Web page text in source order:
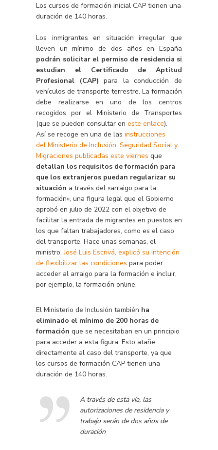
Los cursos de formación inicial CAP tienen una
duración de 140 horas.
Los inmigrantes en situación irregular que
lleven un mínimo de dos años en España
podrán solicitar el permiso de residencia si
estudian el Certificado de Aptitud
Profesional (CAP) para la conducción de
vehículos de transporte terrestre. La formación
debe realizarse en uno de los centros
recogidos por el Ministerio de Transportes
(que se pueden consultar en este enlace).
Así se recoge en una de las instrucciones
del Ministerio de Inclusión, Seguridad Social y
Migraciones publicadas este viernes que
detallan los requisitos de formación para
que los extranjeros puedan regularizar su
situación a través del «arraigo para la
formación», una figura legal que el Gobierno
aprobó en julio de 2022 con el objetivo de
facilitar la entrada de migrantes en puestos en
los que faltan trabajadores, como es el caso
del transporte. Hace unas semanas, el
ministro,José Luis Escrivá, explicó su intención
de flexibilizar las condiciones para poder
acceder al arraigo para la formación e incluir,
por ejemplo, la formación online.
El Ministerio de Inclusión también ha
eliminado el mínimo de 200 horas de
formación que se necesitaban en un principio
para acceder a esta figura. Esto atañe
directamente al caso del transporte, ya que
los cursos de formación CAP tienen una
duración de 140 horas.
A través de esta vía, las
autorizaciones de residencia y
trabajo serán de dos años de
duración